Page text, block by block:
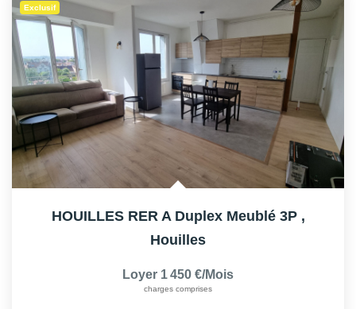
Exclusif
HOUILLES RER A Duplex Meublé 3P ,
Houilles
Loyer 1 450 €/mois
charges comprises